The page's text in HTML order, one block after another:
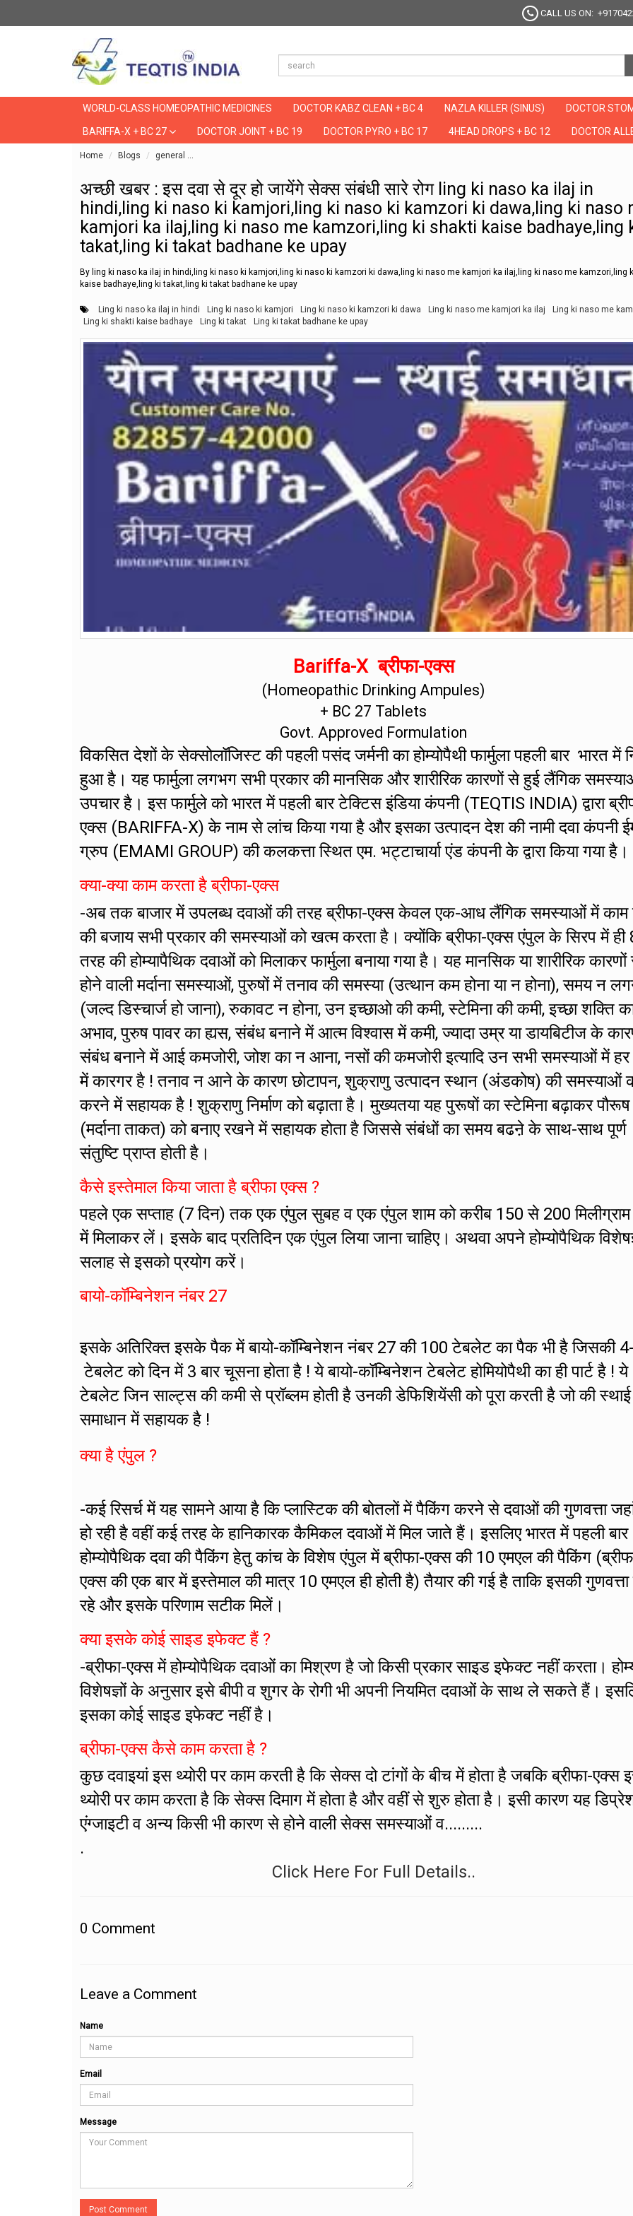
CALL US ON:
WORLD-CLASS HOMEOPATHIC MEDICINES DOCTOR KABZ CLEAN + BC 4 NAZLA KILLER (SINUS) DOCTOR
BARIFFA-X + BC 27 DOCTOR JOINT + BC 19 DOCTOR PYRO + BC 17 4HEAD DROPS + BC 12 DOCTOR
Home Blogs general
अच्छी खबर : इस दवा से दूर हो जायेंगे सेक्स संबंधी सारे रोग ling ki naso ka ilaj in
hindi,ling ki naso ki kamjori,ling ki naso ki kamzori ki dawa,ling ki naso
kamjori ka ilaj,ling ki naso me kamzori,ling ki shakti kaise badhaye,ling
takat,ling ki takat badhane ke upay
By ling ki naso ka ilaj in hindi,ling ki naso ki kamjori,ling ki naso ki kamzori ki dawa,ling ki naso me kamjori ka ilaj,ling ki naso me kamzori,ling
kaise badhaye,ling ki takat,ling ki takat badhane ke upay
Ling ki naso ka ilaj in hindi Ling ki naso ki kamjori Ling ki naso ki kamzori ki dawa Ling ki naso me kamjori ka ilaj
Ling ki naso me
Ling ki shakti kaise badhaye
Ling ki takat Ling ki takat badhane ke upay
Bariffa-X ब्रीफा-एक्स
(Homeopathic Drinking Ampules)
+ BC 27 Tablets
Govt. Approved Formulation
विकसित देशों के सेक्सोलॉजिस्ट की पहली पसंद जर्मनी का होम्योपैथी फार्मुला पहली बार भारत में
हुआ है। यह फार्मुला लगभग सभी प्रकार की मानसिक और शारीरिक कारणों से हुई लैंगिक
उपचार है। इस फार्मुले को भारत में पहली बार टेक्टिस इंडिया कंपनी (TEQTIS INDIA) द्वारा
एक्स (BARIFFA-X) के नाम से लांच किया गया है और इसका उत्पादन देश की नामी दवा कंपनी
ग्रुप (EMAMI GROUP) की कलकत्ता स्थित एम. भट्टाचार्या एंड कंपनी केे द्वारा किया गया है।
क्या-क्या काम करता है ब्रीफा-एक्स
-अब तक बाजार में उपलब्ध दवाओं की तरह ब्रीफा-एक्स केवल एक-आध लैंगिक समस्याओं में
की बजाय सभी प्रकार की समस्याओं को खत्म करता है। क्योंकि ब्रीफा-एक्स एंपुल के सिरप में ही
तरह की होम्यापैथिक दवाओं को मिलाकर फार्मुला बनाया गया है। यह मानसिक या शारीरिक
होने वाली मर्दाना समस्याओं, पुरुषों में तनाव की समस्या (उत्थान कम होना या न होना), समय न
(जल्द डिस्चार्ज हो जाना), रुकावट न होना, उन इच्छाओ की कमी, स्टेमिना की कमी, इच्छा शक्ति
अभाव, पुरुष पावर का ह्यस, संबंध बनाने में आत्म विश्वास में कमी, ज्यादा उम्र या डायबिटीज के
संबंध बनाने में आई कमजोरी, जोश का न आना, नसों की कमजोरी इत्यादि उन सभी समस्याओं में
में कारगर है ! तनाव न आने के कारण छोटापन, शुक्राणु उत्पादन स्थान (अंडकोष) की समस्याओं
करने में सहायक है ! शुक्राणु निर्माण को बढ़ाता है। मुख्यतया यह पुरूषों का स्टेमिना बढ़ाकर पौरूष
(मर्दाना ताकत) को बनाए रखने में सहायक होता है जिससे संबंधों का समय बढऩे के साथ-साथ पूर्ण
संतुष्टि प्राप्त होती है।
कैसे इस्तेमाल किया जाता है ब्रीफा एक्स ?
पहले एक सप्ताह (7 दिन) तक एक एंपुल सुबह व एक एंपुल शाम को करीब 150 से 200 मिलीग्राम
में मिलाकर लें। इसके बाद प्रतिदिन एक एंपुल लिया जाना चाहिए। अथवा अपने होम्योपैथिक
सलाह से इसको प्रयोग करें।
बायो-कॉम्बिनेशन नंबर 27
इसके अतिरिक्त इसके पैक में बायो-कॉम्बिनेशन नंबर 27 की 100 टेबलेट का पैक भी है जिसकी
टेबलेट को दिन में 3 बार चूसना होता है ! ये बायो-कॉम्बिनेशन टेबलेट होमियोपैथी का ही पार्ट है ! ये
टेबलेट जिन साल्ट्स की कमी से प्रॉब्लम होती है उनकी डेफिशियेंसी को पूरा करती है जो की स्थाई
समाधान में सहायक है !
क्या है एंपुल ?
-कई रिसर्च में यह सामने आया है कि प्लास्टिक की बोतलों में पैकिंग करने से दवाओं की गुणवत्ता
हो रही है वहीं कई तरह के हानिकारक कैमिकल दवाओं में मिल जाते हैं। इसलिए भारत में पहली बार
होम्योपैथिक दवा की पैकिंग हेतु कांच के विशेष एंपुल में ब्रीफा-एक्स की 10 एमएल की पैकिंग
एक्स की एक बार में इस्तेमाल की मात्र 10 एमएल ही होती है) तैयार की गई है ताकि इसकी गुणवत्ता
रहे और इसके परिणाम सटीक मिलें।
क्या इसके कोई साइड इफेक्ट हैं ?
-ब्रीफा-एक्स में होम्योपैथिक दवाओं का मिश्रण है जो किसी प्रकार साइड इफेक्ट नहीं करता।
विशेषज्ञों के अनुसार इसे बीपी व शुगर के रोगी भी अपनी नियमित दवाओं के साथ ले सकते हैं।
इसका कोई साइड इफेक्ट नहीं है।
ब्रीफा-एक्स कैसे काम करता है ?
कुछ दवाइयां इस थ्योरी पर काम करती है कि सेक्स दो टांगों के बीच में होता है जबकि ब्रीफा-एक्स
थ्योरी पर काम करता है कि सेक्स दिमाग में होता है और वहीं से शुरु होता है। इसी कारण यह
एंग्जाइटी व अन्य किसी भी कारण से होने वाली सेक्स समस्याओं व.........
.
Click Here For Full Details..
0 Comment
Leave a Comment
Name
Email
Message
Post Comment